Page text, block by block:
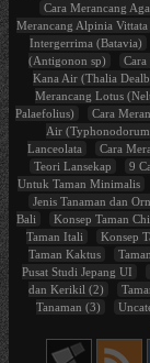
Cara Merancang
Merancang Alpinia Vittata
Intergerrima (Batavia)
(Antigonon sp)
Kana Air (Thalia
Merancang Lotus
Palaefolius)
Cara
Air
Lanceolata
Cara
Teori Lansekap
9
Untuk Taman Minimalis
Jenis Tanaman dan
Bali
Konsep Taman
Taman Itali
Konsep
Taman Kaktus
Pusat Studi Jepang UI
dan Kerikil (2)
Tanaman (3)